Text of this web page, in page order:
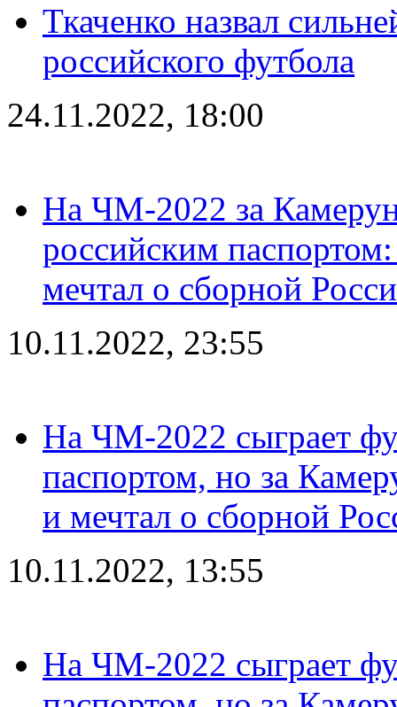
Ткаченко назвал
российского футбола
24.11.2022, 18:00
На ЧМ-2022 за
российским
мечтал о сборной
10.11.2022, 23:55
На ЧМ-2022 сыграет
паспортом, но за
и мечтал о сборной
10.11.2022, 13:55
На ЧМ-2022 сыграет